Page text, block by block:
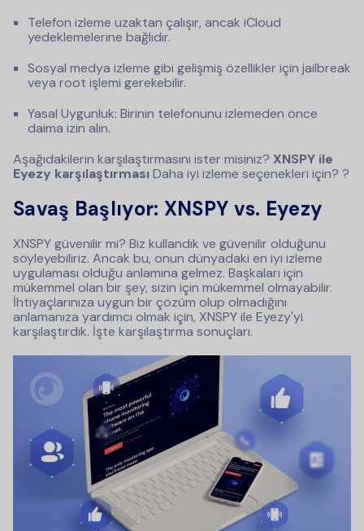
Telefon izleme uzaktan çalışır, ancak iCloud
yedeklemelerine bağlıdır.
Sosyal medya izleme gibi gelişmiş özellikler için jailbreak
veya root işlemi gerekebilir.
Yasal Uygunluk: Birinin telefonunu izlemeden önce
daima izin alın.
Aşağıdakilerin karşılaştırmasını ister misiniz? XNSPY ile
Eyezy karşılaştırması Daha iyi izleme seçenekleri için? ?
Savaş Başlıyor: XNSPY vs. Eyezy
XNSPY güvenilir mi? Biz kullandık ve güvenilir olduğunu
söyleyebiliriz. Ancak bu, onun dünyadaki en iyi izleme
uygulaması olduğu anlamına gelmez. Başkaları için
mükemmel olan bir şey, sizin için mükemmel olmayabilir.
İhtiyaçlarınıza uygun bir çözüm olup olmadığını
anlamanıza yardımcı olmak için, XNSPY ile Eyezy'yi
karşılaştırdık. İşte karşılaştırma sonuçları.